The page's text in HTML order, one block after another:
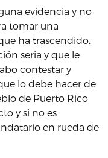
evidencia y no
tomar una
ha trascendido.
seria y que le
contestar y
lo debe hacer de
de Puerto Rico
y si no es
en rueda de